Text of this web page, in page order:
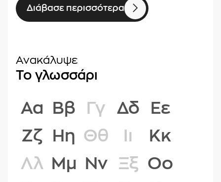
Διάβασε περισσότερα
Ανακάλυψε
Το γλωσσάρι
Αα Ββ Γγ Δδ
Εε
Ζζ
Ηη Θθ Ιι
Κκ
Λλ
Μμ Νν Ξξ
Οο